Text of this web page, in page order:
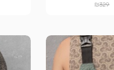
₪329